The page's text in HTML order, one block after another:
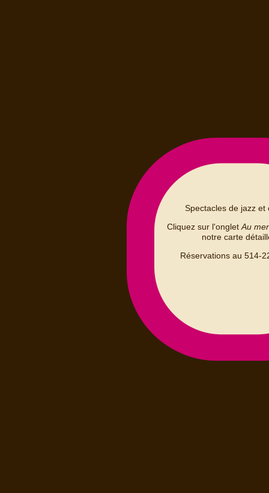
Spectacles de jazz et
Cliquez sur l'onglet Au
notre carte
Réservations au 514-